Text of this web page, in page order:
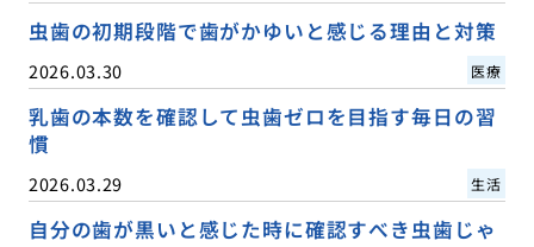
虫歯の初期段階で歯がかゆいと感じる理由と対策
2026.03.30 医療
乳歯の本数を確認して虫歯ゼロを目指す毎日の習
慣
2026.03.29 生活
自分の歯が黒いと感じた時に確認すべき虫歯じゃ